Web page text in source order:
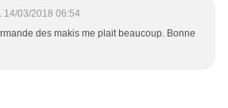
14/03/2018 06:54
des makis me plait beaucoup. Bonne